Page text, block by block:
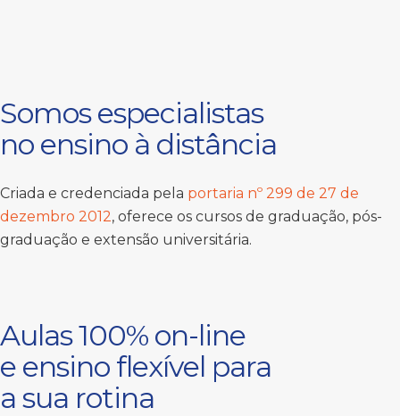
Somos especialistas
no ensino à distância
Criada e credenciada pela portaria nº 299 de 27 de
dezembro 2012, oferece os cursos de graduação, pós-
graduação e extensão universitária.
Aulas 100% on-line
e ensino flexível para
a sua rotina